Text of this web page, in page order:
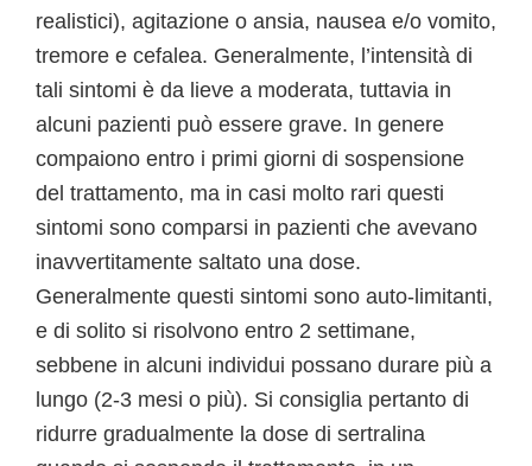
realistici), agitazione o ansia, nausea e/o vomito,
tremore e cefalea. Generalmente, l’intensità di
tali sintomi è da lieve a moderata, tuttavia in
alcuni pazienti può essere grave. In genere
compaiono entro i primi giorni di sospensione
del trattamento, ma in casi molto rari questi
sintomi sono comparsi in pazienti che avevano
inavvertitamente saltato una dose.
Generalmente questi sintomi sono auto-limitanti,
e di solito si risolvono entro 2 settimane,
sebbene in alcuni individui possano durare più a
lungo (2-3 mesi o più). Si consiglia pertanto di
ridurre gradualmente la dose di sertralina